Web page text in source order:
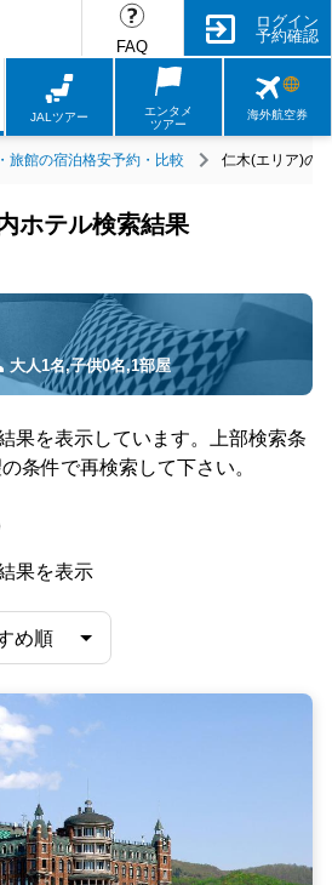
FAQ
ログイン
予約確認
JALツアー
エンタメ
ツアー
海外航空券
旅館の宿泊格安予約・比較 仁木(エリア)の
ホテル検索結果
大人1名,子供0名,1部屋
果を表示しています。上部検索条
条件で再検索して下さい。
果を表示